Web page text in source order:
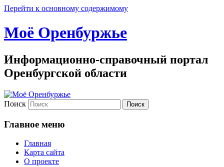
Перейти к основному содержимому
Моё Оренбуржье
Информационно-справочный портал
Оренбургской области
Поиск
Главное меню
Главная
Карта сайта
О проекте